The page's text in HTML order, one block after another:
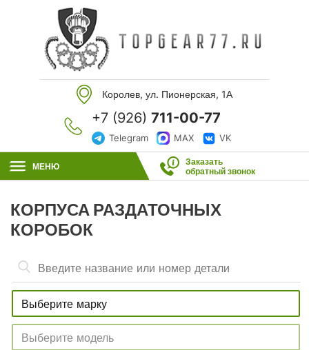
Королев, ул. Пионерская, 1А
+7 (926) 711-00-77
Telegram MAX VK
МЕНЮ
Заказать
обратный звонок
КОРПУСА РАЗДАТОЧНЫХ
КОРОБОК